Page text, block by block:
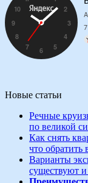
Новые статьи
Речные
по великой
Как снять
что обратить
Варианты
существуют